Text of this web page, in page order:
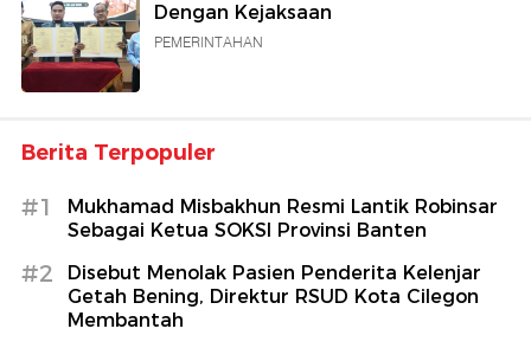
Dengan Kejaksaan
PEMERINTAHAN
Berita Terpopuler
#1
Mukhamad Misbakhun Resmi Lantik Robinsar
Sebagai Ketua SOKSI Provinsi Banten
#2
Disebut Menolak Pasien Penderita Kelenjar
Getah Bening, Direktur RSUD Kota Cilegon
Membantah